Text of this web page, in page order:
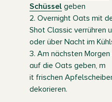
Schüssel geben
2. Overnight Oats mit
Shot Classic verrühren
oder über Nacht im
3. Am nächsten
auf die Oats geben, m
it frischen
dekorieren.